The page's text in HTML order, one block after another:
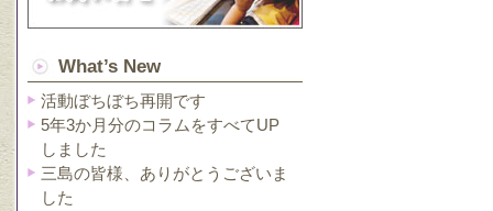
What’s New
活動ぼちぼち再開です
5年3か月分のコラムをすべてUP
しました
三島の皆様、ありがとうございま
した